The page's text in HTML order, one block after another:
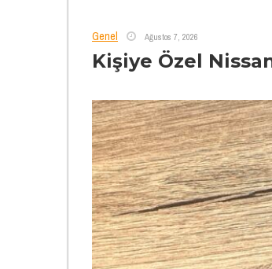
Genel Ağustos 7, 2026
Kişiye Özel